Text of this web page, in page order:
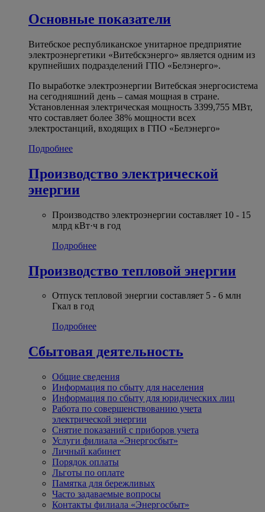
Основные показатели
Витебское республиканское унитарное предприятие
электроэнергетики «Витебскэнерго» является одним из
крупнейших подразделений ГПО «Белэнерго».
По выработке электроэнергии Витебская энергосистема
на сегодняшний день – самая мощная в стране.
Установленная электрическая мощность 3399,755 МВт,
что составляет более 38% мощности всех
электростанций, входящих в ГПО «Белэнерго»
Подробнее
Производство электрической
энергии
Производство электроэнергии составляет 10 - 15
млрд кВт·ч в год
Подробнее
Производство тепловой энергии
Отпуск тепловой энергии составляет 5 - 6 млн
Гкал в год
Подробнее
Сбытовая деятельность
Общие сведения
Информация по сбыту для населения
Информация по сбыту для юридических лиц
Работа по совершенствованию учета
электрической энергии
Снятие показаний с приборов учета
Услуги филиала «Энергосбыт»
Личный кабинет
Порядок оплаты
Льготы по оплате
Памятка для бережливых
Часто задаваемые вопросы
Контакты филиала «Энергосбыт»